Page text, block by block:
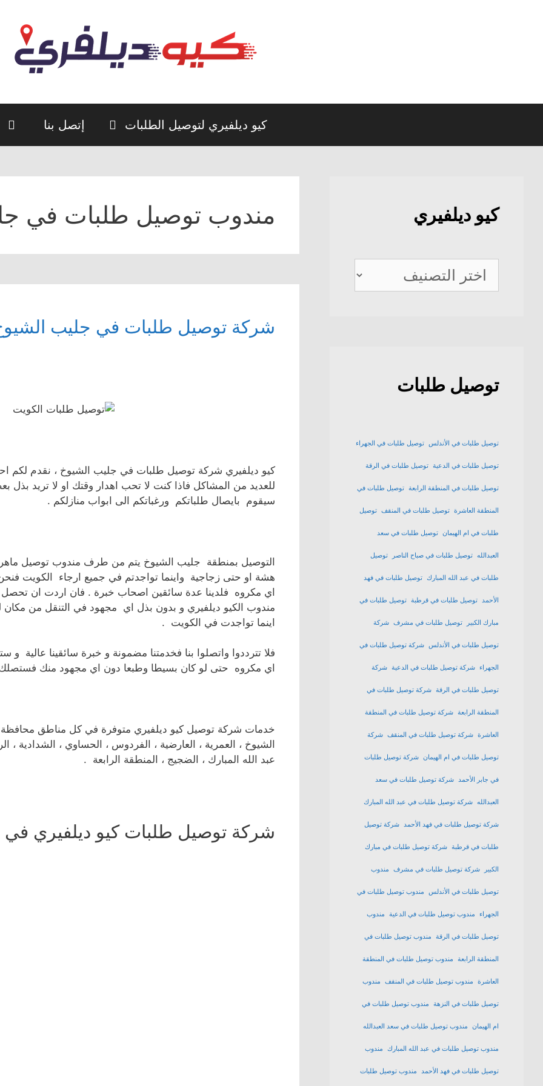
كيو ديلفيري لتوصيل الطلبات إتصل بنا
مندوب توصيل طلبات في
شركة توصيل طلبات في جليب
كيو ديلفيري شركة توصيل طلبات في جليب الشيوخ ، نقدم لكم
للعديد من المشاكل فاذا كنت لا تحب اهدار وقتك او لا تريد
سيقوم بايصال طلباتكم ورغباتكم الى ابواب منازلكم .
التوصيل بمنطقة جليب الشيوخ يتم من طرف مندوب توصيل ماهر
هشة او حتى زجاجية واينما تواجدتم في جميع ارجاء الكويت
اي مكروه فلدينا عدة سائقين اصحاب خبرة . فان اردت ان
مندوب الكيو ديلفيري و بدون بذل اي مجهود في التنقل من مكان
اينما تواجدت في الكويت .
فلا تترددوا واتصلوا بنا فخدمتنا مضمونة و خبرة سائقينا
اي مكروه حتى لو كان بسيطا وطبعا دون اي مجهود منك
خدمات شركة توصيل كيو ديلفيري متوفرة في كل مناطق محافظة
الشيوخ ، العمرية ، العارضية ، الفردوس ، الحساوي ، الشدادية ،
عبد الله المبارك ، الضجيج ، المنطقة الرابعة .
شركة توصيل طلبات كيو ديلفيري
كيو ديلفيري
كيو
ديلفيري
توصيل طلبات
توصيل طلبات في الأندلس توصيل طلبات في الجهراء
توصيل طلبات في الدعية توصيل طلبات في الرقة
توصيل طلبات في المنطقة الرابعة توصيل طلبات في
المنطقة العاشرة توصيل طلبات في المنقف توصيل
طلبات في ام الهيمان توصيل طلبات في سعد
العبدالله توصيل طلبات في صباح الناصر توصيل
طلبات في عبد الله المبارك توصيل طلبات في فهد
الأحمد توصيل طلبات في قرطبة توصيل طلبات في
مبارك الكبير توصيل طلبات في مشرف شركة
توصيل طلبات في الأندلس شركة توصيل طلبات في
الجهراء شركة توصيل طلبات في الدعية شركة
توصيل طلبات في الرقة شركة توصيل طلبات في
المنطقة الرابعة شركة توصيل طلبات في المنطقة
العاشرة شركة توصيل طلبات في المنقف شركة
توصيل طلبات في ام الهيمان شركة توصيل طلبات
في جابر الأحمد شركة توصيل طلبات في سعد
العبدالله شركة توصيل طلبات في عبد الله المبارك
شركة توصيل طلبات في فهد الأحمد شركة توصيل
طلبات في قرطبة شركة توصيل طلبات في مبارك
الكبير شركة توصيل طلبات في مشرف مندوب
توصيل طلبات في الأندلس مندوب توصيل طلبات في
الجهراء مندوب توصيل طلبات في الدعية مندوب
توصيل طلبات في الرقة مندوب توصيل طلبات في
المنطقة الرابعة مندوب توصيل طلبات في المنطقة
العاشرة مندوب توصيل طلبات في المنقف مندوب
توصيل طلبات في النزهة مندوب توصيل طلبات في
ام الهيمان مندوب توصيل طلبات في سعد العبدالله
مندوب توصيل طلبات في عبد الله المبارك مندوب
توصيل طلبات في فهد الأحمد مندوب توصيل طلبات